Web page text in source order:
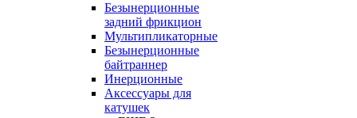
Безынерционные
задний фрикцион
Мультипликаторные
Безынерционные
байтраннер
Инерционные
Аксессуары для
катушек